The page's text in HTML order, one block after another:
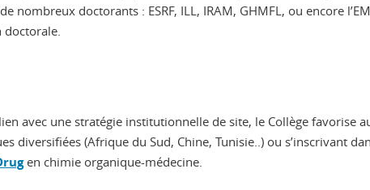
nombreux doctorants : ESRF, ILL, IRAM, GHMFL, ou encore
doctorale.
avec une stratégie institutionnelle de site, le Collège favorise
diversifiées (Afrique du Sud, Chine, Tunisie..) ou s’inscrivant
en chimie organique-médecine.